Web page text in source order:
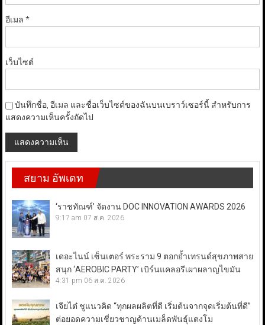
อีเมล *
เว็บไซต์
บันทึกชื่อ, อีเมล และชื่อเว็บไซต์ของฉันบนเบราว์เซอร์นี้ สำหรับการ
แสดงความเห็นครั้งถัดไป
สยาม อัพเดท
‘ราชทัณฑ์’ จัดงาน DOC INNOVATION AWARDS 2026
9:17 am 07 ส.ค. 2026
เดอะไนน์ เซ็นเตอร์ พระราม 9 ตอกย้ำเทรนด์สุขภาพสาย
สนุก ‘AEROBIC PARTY’ เบิร์นแคลอรีเผาผลาญไขมัน
4:31 pm 06 ส.ค. 2026
เจียไต๋ ชูแนวคิด “ทุกผลผลิตที่ดี เริ่มต้นจากจุดเริ่มต้นที่ดี”
ต่อยอดความเชี่ยวชาญด้านเมล็ดพันธุ์แตงโม